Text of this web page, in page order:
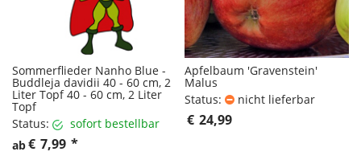
Sommerflieder Nanho Blue -
Buddleja davidii 40 - 60 cm, 2
Liter Topf 40 - 60 cm, 2 Liter
Topf
Status:
sofort bestellbar
ab€ 7,99 *
Apfelbaum 'Gravenstein'
Malus
Status:
nicht lieferbar
€ 24,99